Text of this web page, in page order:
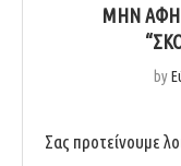
ΜΗΝ
by
Σας προτείνουμε